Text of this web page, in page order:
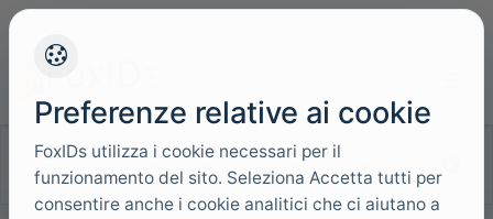
Cerca nella documentazione
Preferenze relative ai cookie
FoxIDs utilizza i cookie necessari per il
funzionamento del sito. Seleziona Accetta tutti per
consentire anche i cookie analitici che ci aiutano a